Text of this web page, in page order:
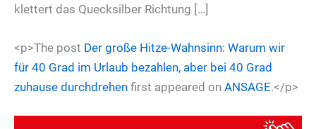
klettert das Quecksilber Richtung […]
<p>The post Der große Hitze-Wahnsinn: Warum wir
für 40 Grad im Urlaub bezahlen, aber bei 40 Grad
zuhause durchdrehen first appeared on ANSAGE.</p>